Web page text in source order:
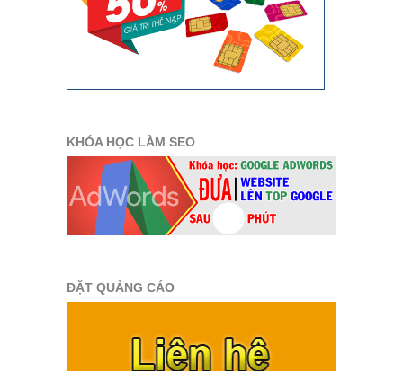
KHÓA HỌC LÀM SEO
ĐẶT QUẢNG CÁO